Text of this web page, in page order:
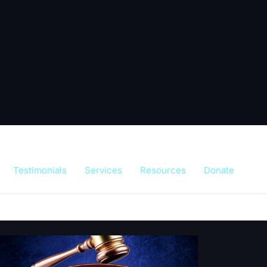
Testimonials Services Resources Donate